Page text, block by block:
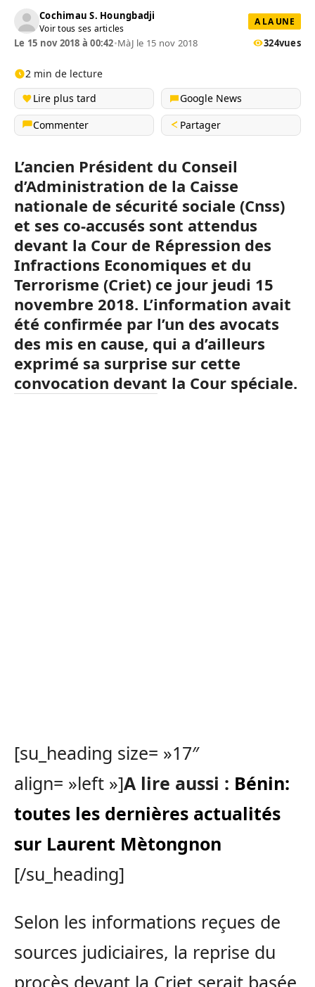
Cochimau S. Houngbadji
Voir tous ses articles
A LA UNE
Le 15 nov 2018 à 00:42•MàJ le 15 nov 2018 324vues
2 min de lecture
Lire plus tard
Google News
Commenter
Partager
L’ancien Président du Conseil
d’Administration de la Caisse
nationale de sécurité sociale (Cnss)
et ses co-accusés sont attendus
devant la Cour de Répression des
Infractions Economiques et du
Terrorisme (Criet) ce jour jeudi 15
novembre 2018. L’information avait
été confirmée par l’un des avocats
des mis en cause, qui a d’ailleurs
exprimé sa surprise sur cette
convocation devant la Cour spéciale.
[su_heading size= »17″
align= »left »]A lire aussi : Bénin:
toutes les dernières actualités
sur Laurent Mètongnon
[/su_heading]
Selon les informations reçues de
sources judiciaires, la reprise du